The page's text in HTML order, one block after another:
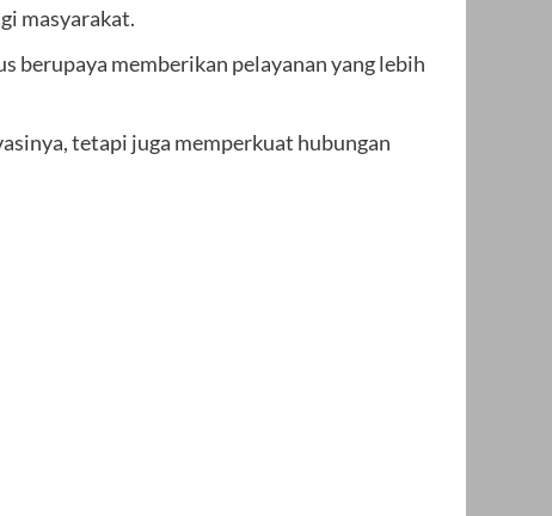
masyarakat.
berupaya memberikan pelayanan yang lebih
tetapi juga memperkuat hubungan